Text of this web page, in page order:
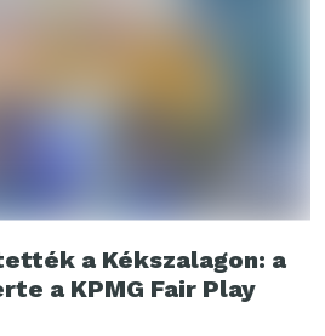
a Kékszalagon: a
a KPMG Fair Play